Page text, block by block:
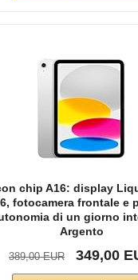
chip A16: display
fotocamera frontale e
di un giorno
Argento
389,00 EUR 349,00